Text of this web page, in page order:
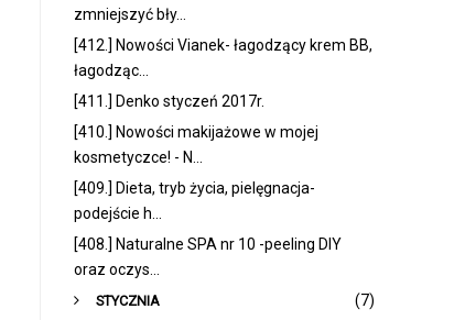
zmniejszyć bły...
[412.] Nowości Vianek- łagodzący krem BB,
łagodząc...
[411.] Denko styczeń 2017r.
[410.] Nowości makijażowe w mojej
kosmetyczce! - N...
[409.] Dieta, tryb życia, pielęgnacja-
podejście h...
[408.] Naturalne SPA nr 10 -peeling DIY
oraz oczys...
►
STYCZNIA (7)